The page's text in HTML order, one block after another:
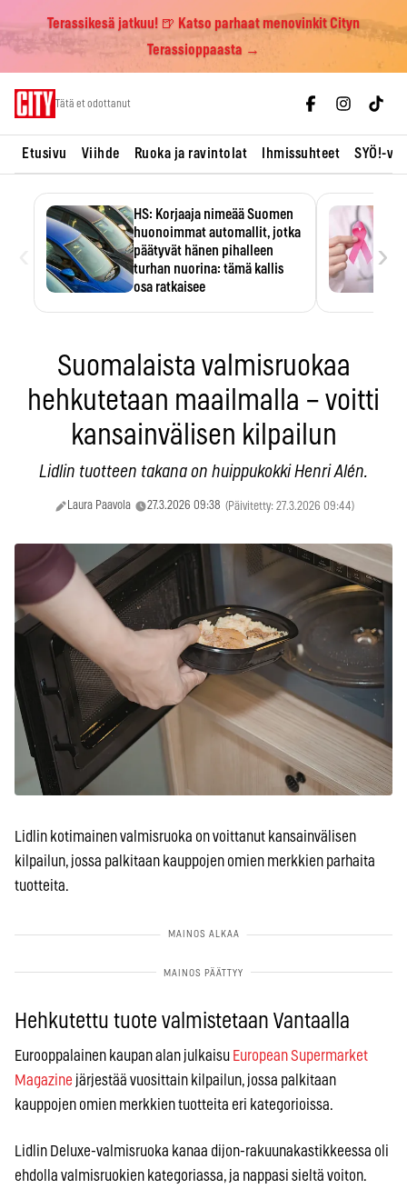
Terassikesä jatkuu! 🍺 Katso parhaat menovinkit Cityn
Terassioppaasta →
Tätä et odottanut
Etusivu Viihde Ruoka ja ravintolat Ihmissuhteet SYÖ!-
HS: Korjaaja nimeää Suomen
huonoimmat automallit, jotka
päätyvät hänen pihalleen
turhan nuorina: tämä kallis
osa ratkaisee
›
Suomalaista valmisruokaa
hehkutetaan maailmalla – voitti
kansainvälisen kilpailun
Lidlin tuotteen takana on huippukokki Henri Alén.
Laura Paavola 27.3.2026 09:38 (Päivitetty: 27.3.2026 09:44)
Lidlin kotimainen valmisruoka on voittanut kansainvälisen
kilpailun, jossa palkitaan kauppojen omien merkkien parhaita
tuotteita.
Hehkutettu tuote valmistetaan Vantaalla
Eurooppalainen kaupan alan julkaisu European Supermarket
Magazine järjestää vuosittain kilpailun, jossa palkitaan
kauppojen omien merkkien tuotteita eri kategorioissa.
Lidlin Deluxe-valmisruoka kanaa dijon-rakuunakastikkeessa oli
ehdolla valmisruokien kategoriassa, ja nappasi sieltä voiton.